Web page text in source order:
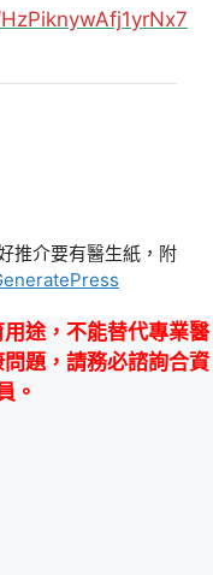
推介要有醫生紙，附
用途，不能替代專業醫
題，請務必諮詢合資
。